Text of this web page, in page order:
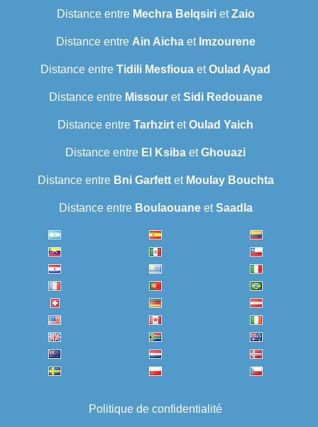
Distance entre Mechra BelqsirietZaio
Distance entre Ain Aichaet Imzourene
Distance entre Tidili Mesfioua etOulad Ayad
Distance entre MissouretSidi Redouane
Distance entre Tarhzirt etOulad Yaich
Distance entre El Ksiba etGhouazi
Distance entre Bni Garfettet Moulay Bouchta
Distance entre BoulaouaneetSaadla
Politique de confidentialité